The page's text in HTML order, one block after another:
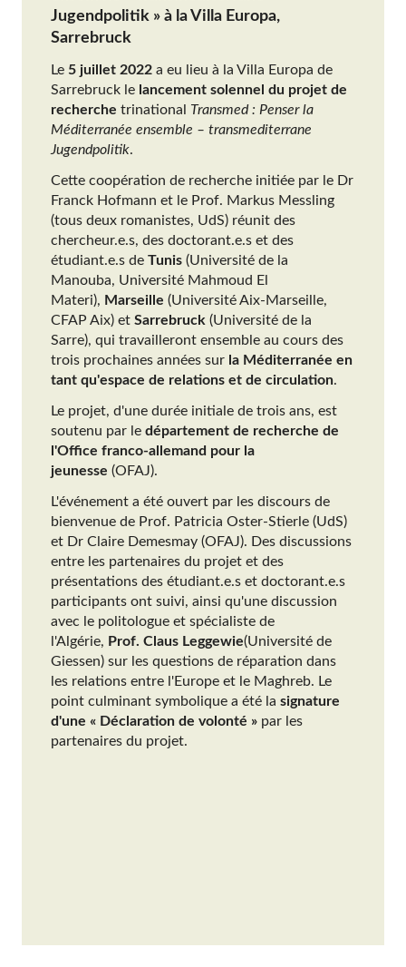
Jugendpolitik » à la Villa Europa,
Sarrebruck
Le 5 juillet 2022 a eu lieu à la Villa Europa de
Sarrebruck le lancement solennel du projet de
recherche trinational Transmed : Penser la
Méditerranée ensemble – transmediterrane
Jugendpolitik.
Cette coopération de recherche initiée par le Dr
Franck Hofmann et le Prof. Markus Messling
(tous deux romanistes, UdS) réunit des
chercheur.e.s, des doctorant.e.s et des
étudiant.e.s de Tunis (Université de la
Manouba, Université Mahmoud El
Materi), Marseille (Université Aix-Marseille,
CFAP Aix) et Sarrebruck (Université de la
Sarre), qui travailleront ensemble au cours des
trois prochaines années sur la Méditerranée en
tant qu'espace de relations et de circulation.
Le projet, d'une durée initiale de trois ans, est
soutenu par le département de recherche de
l'Office franco-allemand pour la
jeunesse (OFAJ).
L'événement a été ouvert par les discours de
bienvenue de Prof. Patricia Oster-Stierle (UdS)
et Dr Claire Demesmay (OFAJ). Des discussions
entre les partenaires du projet et des
présentations des étudiant.e.s et doctorant.e.s
participants ont suivi, ainsi qu'une discussion
avec le politologue et spécialiste de
l'Algérie, Prof. Claus Leggewie(Université de
Giessen) sur les questions de réparation dans
les relations entre l'Europe et le Maghreb. Le
point culminant symbolique a été la signature
d'une « Déclaration de volonté » par les
partenaires du projet.